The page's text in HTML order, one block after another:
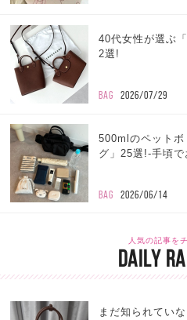
40代女性が選ぶ
2選!
BAG 2026/07/29
500mlのペットボ
グ」25選!-手頃
BAG 2026/06/14
人気の記事を
DAILY
まだ知られてい